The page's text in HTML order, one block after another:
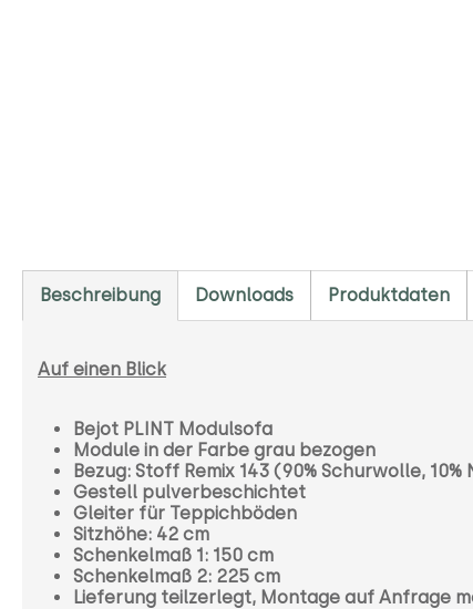
Beschreibung Downloads Produktdaten
Auf einen Blick
Bejot PLINT Modulsofa
Module in der Farbe grau bezogen
Bezug: Stoff Remix 143 (90% Schurwolle, 10%
Gestell pulverbeschichtet
Gleiter für Teppichböden
Sitzhöhe: 42 cm
Schenkelmaß 1: 150 cm
Schenkelmaß 2: 225 cm
Lieferung teilzerlegt, Montage auf Anfrage